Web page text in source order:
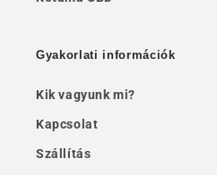
Gyakorlati információk
Kik vagyunk mi?
Kapcsolat
Szállítás